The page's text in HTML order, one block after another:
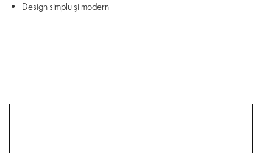
Design simplu şi modern